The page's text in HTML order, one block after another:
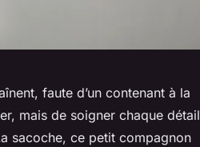
faute d’un contenant à la
mais de soigner chaque détail
sacoche, ce petit compagnon